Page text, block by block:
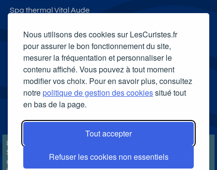
Nous utilisons des cookies sur LesCuristes.fr
pour assurer le bon fonctionnement du site,
mesurer la fréquentation et personnaliser le
contenu affiché. Vous pouvez à tout moment
modifier vos choix. Pour en savoir plus, consultez
notrepolitique de gestion des cookiessitué tout
en bas de la page.
Tout accepter
Refuser les cookies non essentiels
Spa thermal Vital Aude
Spa Thermal de Thonon-les-Bains
Carte cadeau spa Vichy
Carte cadeau spa Bagnoles-de-l'Orne
Carte cadeau spa Saubusse
Carte cadeau spa Châtel-Guyon
LesCuristes.fr participe et est conforme à l'ensemble des
Spécifications et Politiques du Transparency & Consent Framework
de l'IAB Europe et utilise la Consent Management Platform n°92.